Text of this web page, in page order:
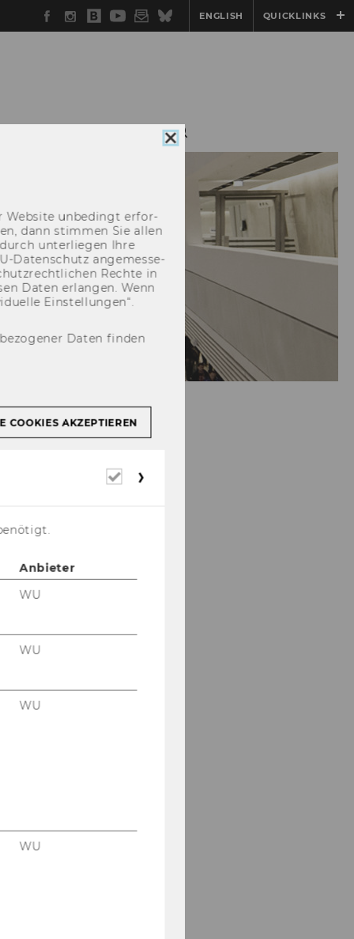
Facebook
Instagram
WU
Blog
YouTube
Newsletter
BlueskyENGLISH QUICKLINKS
Cookie
Web­site un­be­dingt er­for­
dann stim­men Sie allen
un­ter­lie­gen Ihre
​Datenschutz an­ge­mes­se­
Rech­te in
Daten er­lan­gen. Wenn
Ein­stel­lun­gen“.
Daten finden
COOKIES AKZEPTIEREN
Erforderliche
Anbieter
WU
WU
WU
WU